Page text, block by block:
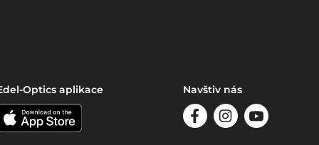
Optics aplikace Navštiv nás